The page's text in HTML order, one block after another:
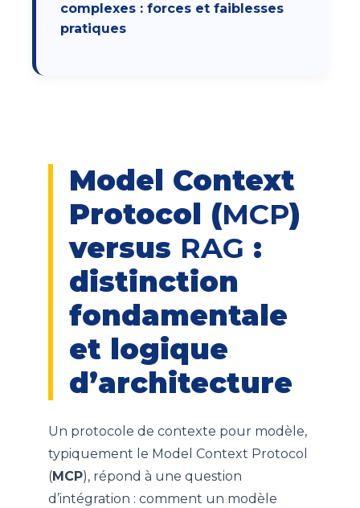
complexes : forces et faiblesses
pratiques
Model Context
Protocol (MCP)
versus RAG :
distinction
fondamentale
et logique
d’architecture
Un protocole de contexte pour modèle,
typiquement le Model Context Protocol
(MCP), répond à une question
d’intégration : comment un modèle